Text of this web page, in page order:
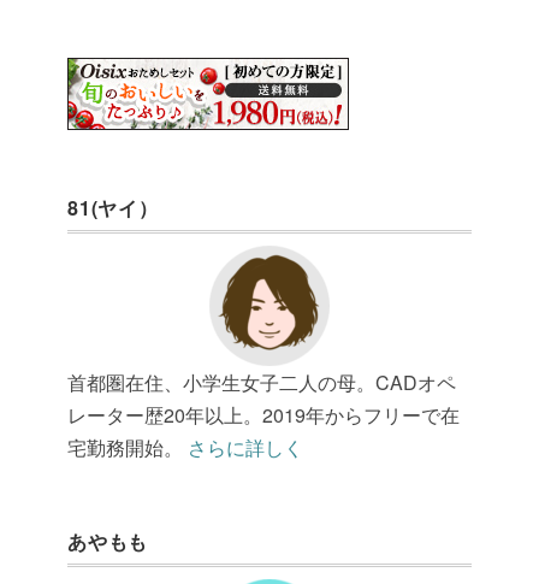
81(ヤイ）
首都圏在住、小学生女子二人の母。CADオペ
レーター歴20年以上。2019年からフリーで在
宅勤務開始。 さらに詳しく
あやもも